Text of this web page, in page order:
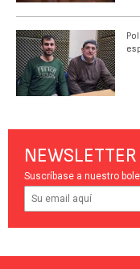
NEWSLETTER
Suscríbase a nuestro